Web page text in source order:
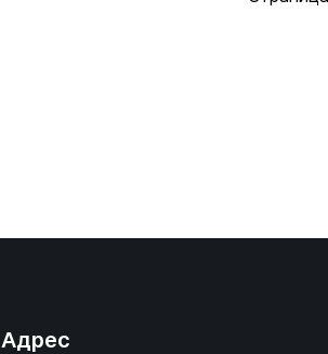
Адрес